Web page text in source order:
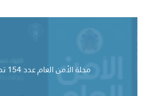
مجلة الأمن العام عدد 154 تموز 2026